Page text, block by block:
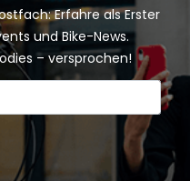
Erfahre als Erster
und Bike-News.
– versprochen!